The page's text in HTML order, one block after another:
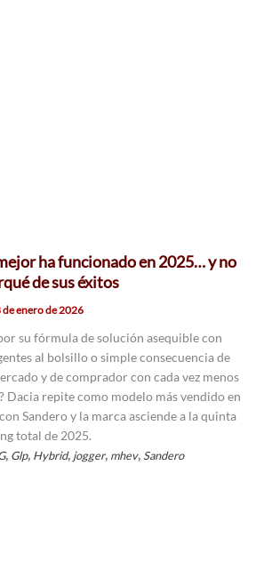
ha funcionado en 2025… y no
de sus éxitos
de enero de 2026
su fórmula de solución asequible con
al bolsillo o simple consecuencia de
y de comprador con cada vez menos
Dacia repite como modelo más vendido en
Sandero y la marca asciende a la quinta
total de 2025.
, Glp, Hybrid, jogger, mhev, Sandero